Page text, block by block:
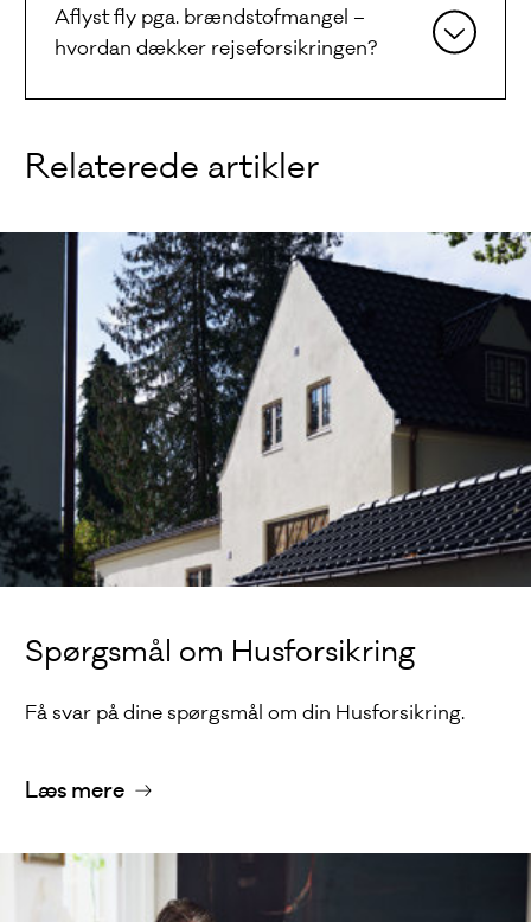
Aflyst fly pga. brændstofmangel –
hvordan dækker rejseforsikringen?
Relaterede artikler
Spørgsmål om Husforsikring
Få svar på dine spørgsmål om din Husforsikring.
Læs mere